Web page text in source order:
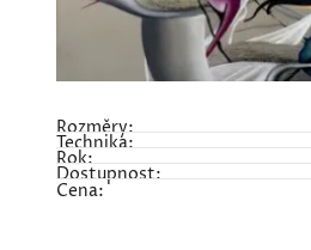
Rozměry:
Technika:
Rok:
Dostupnost:
Cena: